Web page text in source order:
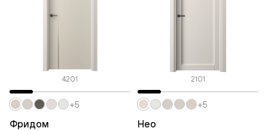
4201
Фридом
+5
2101
Нео
+5